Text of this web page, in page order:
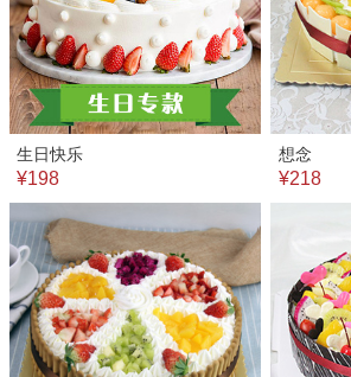
生日快乐
¥198
想念
¥218